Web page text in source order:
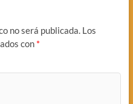
no será publicada. Los
con *